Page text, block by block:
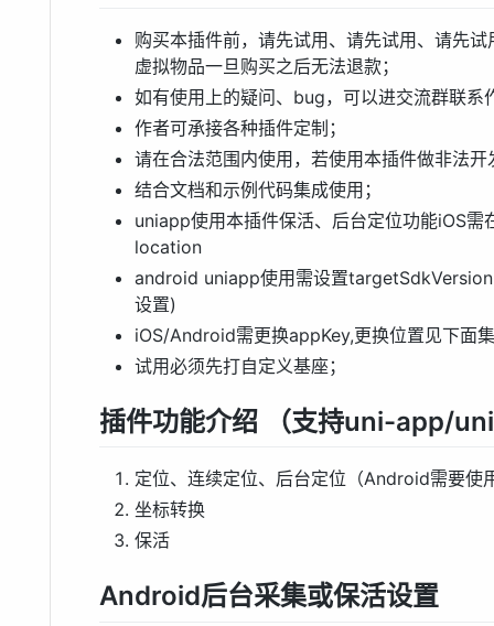
购买本插件前，请先试用、请先试用、请先
虚拟物品一旦购买之后无法退款；
如有使用上的疑问、bug，可以进交流群联系
作者可承接各种插件定制；
请在合法范围内使用，若使用本插件做非法
结合文档和示例代码集成使用；
uniapp使用本插件保活、后台定位功能iOS
location
android uniapp使用需设置
设置)
iOS/Android需更换appKey,更换位置见下面
试用必须先打自定义基座；
插件功能介绍 （支持uni-app/
定位、连续定位、后台定位（Android需要使
坐标转换
保活
Android后台采集或保活设置